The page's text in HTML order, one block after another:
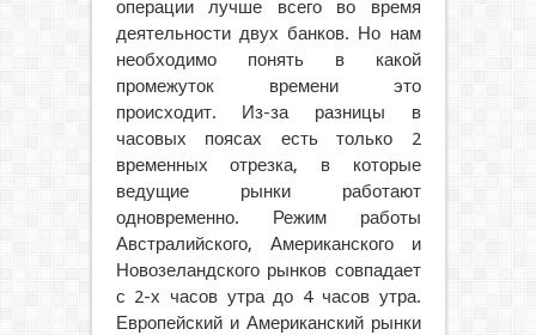
операции лучше всего во время
деятельности двух банков. Но нам
необходимо понять в какой
промежуток времени это
происходит. Из-за разницы в
часовых поясах есть только 2
временных отрезка, в которые
ведущие рынки работают
одновременно. Режим работы
Австралийского, Американского и
Новозеландского рынков совпадает
с 2-х часов утра до 4 часов утра.
Европейский и Американский рынки